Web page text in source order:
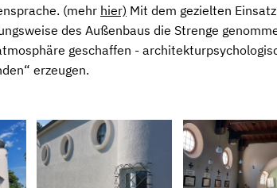
(mehr hier) Mit dem gezielten
des Außenbaus die Strenge
geschaffen -
erzeugen.